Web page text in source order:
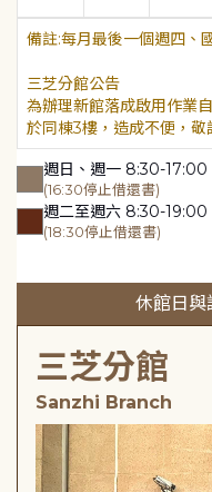
每月最後一個週四、
三芝分館公告
為辦理新館落成啟用作業
於同棟3樓，造成不便，敬
週日、週一 8:30-17:00
(16:30停止借還書)
週二至週六 8:30-19:00
(18:30停止借還書)
休館日與
三芝分館
Sanzhi Branch